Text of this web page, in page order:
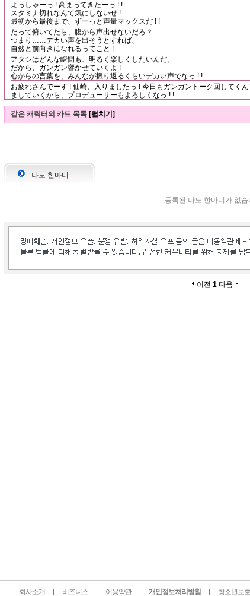
よっしゃーっ ! 高まってきたーっ ! !
スタミナ切れなんて気にしないぜ !
最初から最後まで、ずーっと声量マックスだ ! !
だって俯いてたら、腹から声出せないだろ？
つまり……デカい声を出そうとすれば、
自然と前向きになれるってこと !
アタシはどんな瞬間も、明るく楽しくしたいんだ。
だから、ガンガン響かせていくよ !
心からの言葉を、みんなが振り返るくらいデカい声でなっ ! !
お疲れさんでーす ! 仙崎、入りましたっ ! 今日もガンガントーク回してく
ましていくから、プロデューサーもよろしくなっ ! !
같은 캐릭터의 카드 목록 [펼치기]
나도 한마디
등록된 나도 한마디가 없습
이전 1 다음
회사소개 비즈니스 이용약관 개인정보처리방침 청소년보